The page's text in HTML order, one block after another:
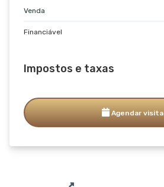
Venda
Financiável
Impostos e taxas
Agendar visita